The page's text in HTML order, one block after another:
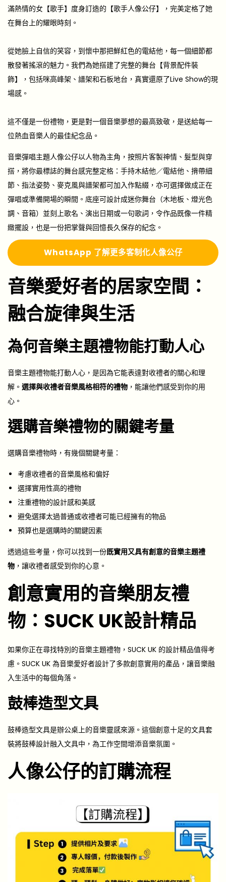
滿熱情的女【歌手】度身訂造的【歌手人像公仔】，完美定格了她
在舞台上的耀眼時刻。
從她臉上自信的笑容，到懷中那把鮮紅色的電結他，每一個細節都
散發著搖滾的魅力。我們為她搭建了完整的舞台【背景配件裝
飾】，包括咪高峰架、譜架和石板地台，真實還原了Live Show的現
場感。
這不僅是一份禮物，更是對一個音樂夢想的最高致敬，是送給每一
位熱血音樂人的最佳紀念品。
音樂彈唱主題人像公仔以人物為主角，按照片客製神情、髮型與穿
搭，將你最標誌的舞台感完整定格：手持木結他／電結他、揹帶細
節、指法姿勢、麥克風與譜架都可加入作點綴，亦可選擇做成正在
彈唱或準備開場的瞬間。底座可設計成迷你舞台（木地板、燈光色
調、音箱）並刻上歌名、演出日期或一句歌詞，令作品既像一件精
緻擺設，也是一份把掌聲與回憶長久保存的紀念。
WhatsApp 了解更多客制化人像公仔
音樂愛好者的居家空間：
融合旋律與生活
為何音樂主題禮物能打動人心
音樂主題禮物能打動人心，是因為它能表達對收禮者的關心和理
解。 選擇與收禮者音樂風格相符的禮物 ，能讓他們感受到你的用
心。
選購音樂禮物的關鍵考量
選購音樂禮物時，有幾個關鍵考量：
考慮收禮者的音樂風格和偏好
選擇實用性高的禮物
注重禮物的設計感和美感
避免選擇太過普通或收禮者可能已經擁有的物品
預算也是選購時的關鍵因素
透過這些考量，你可以找到一份既實用又具有創意的音樂主題禮
物 ，讓收禮者感受到你的心意。
創意實用的音樂朋友禮
物：SUCK UK設計精品
如果你正在尋找特別的音樂主題禮物，SUCK UK 的設計精品值得考
慮。SUCK UK 為音樂愛好者設計了多款創意實用的產品，讓音樂融
入生活中的每個角落。
鼓棒造型文具
鼓棒造型文具是辦公桌上的音樂靈感來源。這個創意十足的文具套
裝將鼓棒設計融入文具中，為工作空間增添音樂氛圍。
人像公仔的訂購流程